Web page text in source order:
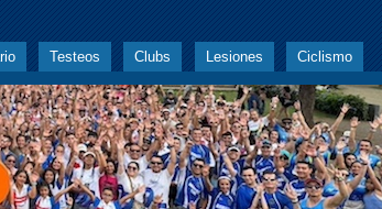
Testeos Clubs Lesiones Ciclismo